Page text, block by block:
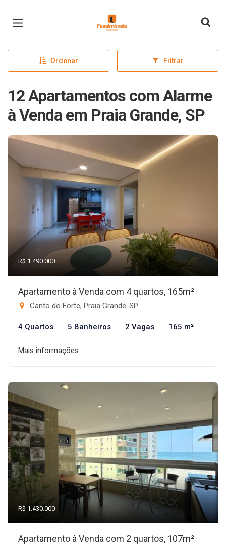
Página inicial
Ordenar Filtrar
12 Apartamentos com Alarme
à Venda em Praia Grande, SP
R$ 1.490.000
Apartamento à Venda com 4 quartos, 165m²
Canto do Forte, Praia Grande-SP
4 Quartos 5 Banheiros 2 Vagas 165 m²
Mais informações
R$ 1.430.000
Apartamento à Venda com 2 quartos, 107m²